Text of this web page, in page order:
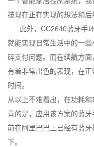
技现在正在实现的想法和后
此外，CC2640蓝牙手环
就能实现日常生活中的一
碎支付问题。而在续航方
有着非常出色的表现，在
时间。
从以上不难看出，在功耗
喜的是，应用该方案的蓝
前在阿里巴巴上已经有蓝
下。